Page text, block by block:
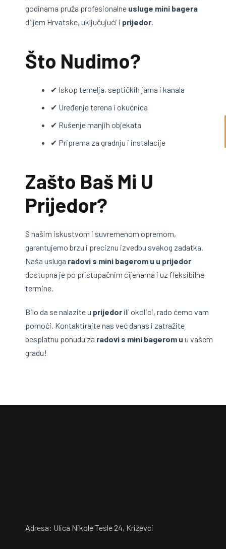
godinama pruža profesionalne usluge mini bagera
diljem Hrvatske, uključujući i prijedor.
Što Nudimo?
✔ Iskop temelja, septičkih jama i kanala
✔ Uređenje terena i okućnica
✔ Rušenje manjih objekata
✔ Priprema za gradnju i instalacije
Zašto Baš Mi U
Prijedor?
S našim iskustvom i suvremenom opremom,
garantujemo brzu i preciznu izvedbu svakog zadatka.
Naša usluga radovi s mini bagerom u u prijedor
dostupna je po pristupačnim cijenama i uz fleksibilne
termine.
Bilo da se nalazite u prijedor ili okolici, rado ćemo vam
pomoći. Kontaktirajte nas već danas i zatražite
besplatnu ponudu za radovi s mini bagerom u u vašem
gradu!
Adresa: Ulica Nikole Tesle 24, Križevci